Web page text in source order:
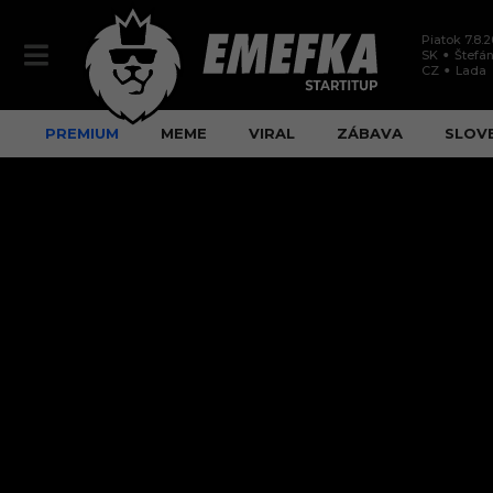
Piatok
SK
CZ
Lada
PREMIUM MEME VIRAL ZÁBAVA